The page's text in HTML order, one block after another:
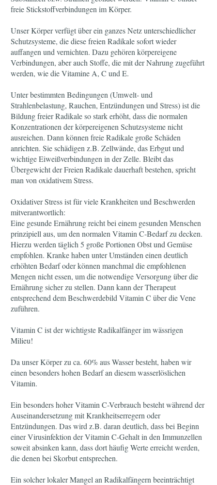
freie Stickstoffverbindungen im Körper.
Unser Körper verfügt über ein ganzes Netz unterschiedlicher
Schutzsysteme, die diese freien Radikale sofort wieder
auffangen und vernichten. Dazu gehören körpereigene
Verbindungen, aber auch Stoffe, die mit der Nahrung zugeführt
werden, wie die Vitamine A, C und E.
Unter bestimmten Bedingungen (Umwelt- und
Strahlenbelastung, Rauchen, Entzündungen und Stress) ist die
Bildung freier Radikale so stark erhöht, dass die normalen
Konzentrationen der körpereigenen Schutzsysteme nicht
ausreichen. Dann können freie Radikale große Schäden
anrichten. Sie schädigen z.B. Zellwände, das Erbgut und
wichtige Eiweißverbindungen in der Zelle. Bleibt das
Übergewicht der Freien Radikale dauerhaft bestehen, spricht
man von oxidativem Stress.
Oxidativer Stress ist für viele Krankheiten und Beschwerden
mitverantwortlich:
Eine gesunde Ernährung reicht bei einem gesunden Menschen
prinzipiell aus, um den normalen Vitamin C-Bedarf zu decken.
Hierzu werden täglich 5 große Portionen Obst und Gemüse
empfohlen. Kranke haben unter Umständen einen deutlich
erhöhten Bedarf oder können manchmal die empfohlenen
Mengen nicht essen, um die notwendige Versorgung über die
Ernährung sicher zu stellen. Dann kann der Therapeut
entsprechend dem Beschwerdebild Vitamin C über die Vene
zuführen.
Vitamin C ist der wichtigste Radikalfänger im wässrigen
Milieu!
Da unser Körper zu ca. 60% aus Wasser besteht, haben wir
einen besonders hohen Bedarf an diesem wasserlöslichen
Vitamin.
Ein besonders hoher Vitamin C-Verbrauch besteht während der
Auseinandersetzung mit Krankheitserregern oder
Entzündungen. Das wird z.B. daran deutlich, dass bei Beginn
einer Virusinfektion der Vitamin C-Gehalt in den Immunzellen
soweit absinken kann, dass dort häufig Werte erreicht werden,
die denen bei Skorbut entsprechen.
Ein solcher lokaler Mangel an Radikalfängern beeinträchtigt